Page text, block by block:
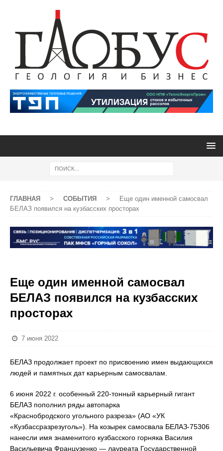
ГЛАВНАЯ > СОБЫТИЯ >
Еще один именной самосвал
БЕЛАЗ появился на кузбасских просторах
Еще один именной самосвал
БЕЛАЗ появился на кузбасских
просторах
7 июня 2022
БЕЛАЗ продолжает проект по присвоению имен выдающихся
людей и памятных дат карьерным самосвалам.
6 июня 2022 г. особенный 220-тонный карьерный гигант
БЕЛАЗ пополнил ряды автопарка
«Краснобродского угольного разреза» (АО «УК
«Кузбассразрезуголь»). На козырек самосвала БЕЛАЗ-75306
нанесли имя знаменитого кузбасского горняка Василия
Васильевича Французенко — лауреата Государственной